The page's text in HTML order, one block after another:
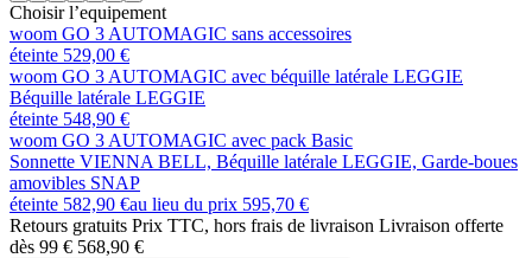
Choisir l’equipement
woom GO 3 AUTOMAGIC sans accessoires
éteinte 529,00 €
woom GO 3 AUTOMAGIC avec béquille latérale LEGGIE
Béquille latérale LEGGIE
éteinte 548,90 €
woom GO 3 AUTOMAGIC avec pack Basic
Sonnette VIENNA BELL, Béquille latérale LEGGIE, Garde-boues
amovibles SNAP
éteinte 582,90 €au lieu du prix 595,70 €
Retours gratuits Prix TTC, hors frais de livraison Livraison offerte
dès 99 € 568,90 €